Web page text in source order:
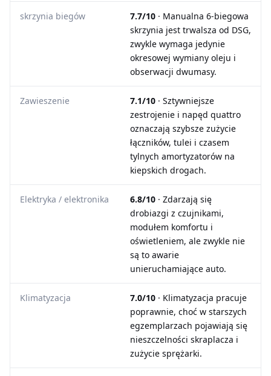
skrzynia biegów 7.7/10 · Manualna 6-biegowa
skrzynia jest trwalsza od DSG,
zwykle wymaga jedynie
okresowej wymiany oleju i
obserwacji dwumasy.
Zawieszenie 7.1/10 · Sztywniejsze
zestrojenie i napęd quattro
oznaczają szybsze zużycie
łączników, tulei i czasem
tylnych amortyzatorów na
kiepskich drogach.
Elektryka / elektronika 6.8/10 · Zdarzają się
drobiazgi z czujnikami,
modułem komfortu i
oświetleniem, ale zwykle nie
są to awarie
unieruchamiające auto.
Klimatyzacja 7.0/10 · Klimatyzacja pracuje
poprawnie, choć w starszych
egzemplarzach pojawiają się
nieszczelności skraplacza i
zużycie sprężarki.